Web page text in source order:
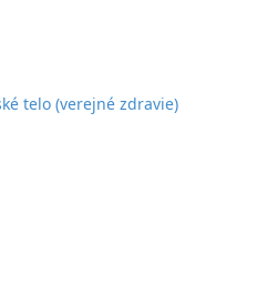
telo (verejné zdravie)